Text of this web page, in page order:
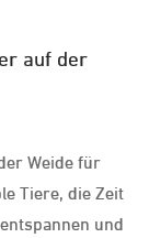
auf der
Weide für
Tiere, die Zeit
und